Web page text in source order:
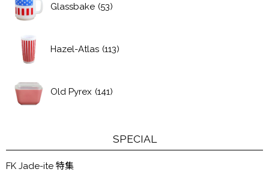
Glassbake (53)
Hazel-Atlas (113)
Old Pyrex (141)
SPECIAL
FK Jade-ite 特集